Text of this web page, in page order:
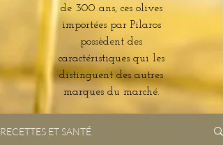
de 300 ans, ces olives
importées par Pilaros
possèdent des
caractéristiques qui les
distinguent des autres
marques du marché.
RECETTES ET SANTÉ